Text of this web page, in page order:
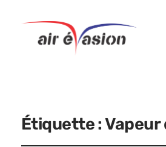
Étiquette :Vapeur